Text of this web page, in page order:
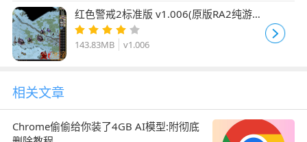
红色警戒2标准版 v1.006(原版RA2纯游戏
包可联机)
143.83MB v1.006
相关文章
Chrome偷偷给你装了4GB AI模型:附彻底